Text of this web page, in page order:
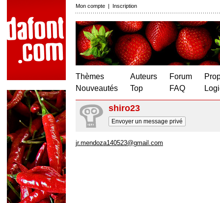
Mon compte | Inscription
Thèmes
Nouveautés
Auteurs
Top
Forum
FAQ
shiro23
Envoyer un message privé
jr.mendoza140523@gmail.com